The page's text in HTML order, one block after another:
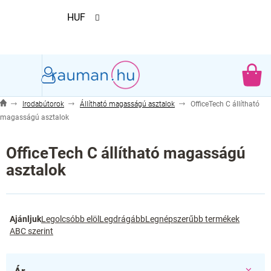
HUF
Irodabútorok Állítható magasságú asztalok
OfficeTech C állítható
magasságú asztalok
OfficeTech C állítható magasságú
asztalok
e
r
AjánljukLegolcsóbb elöl LegdrágábbLegnépszerűbb termékek
ABC szerint